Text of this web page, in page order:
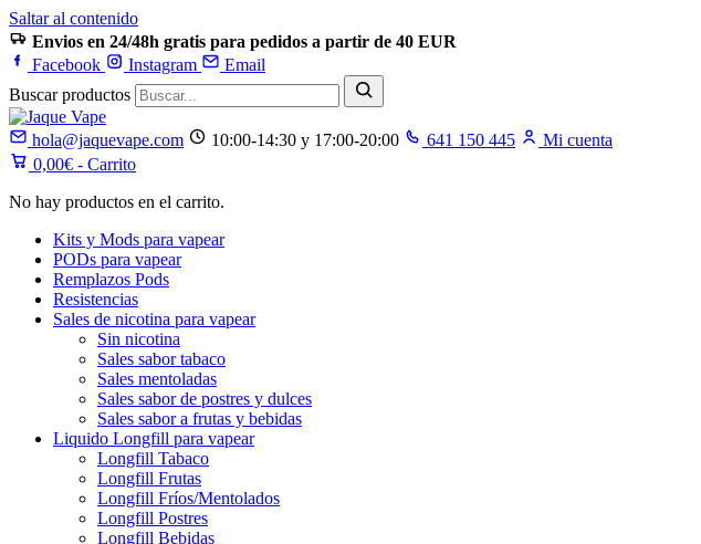
Saltar al contenido
Envios en 24/48h gratis para pedidos a partir de 40 EUR
Facebook
Instagram
Email
Buscar productos
hola@jaquevape.com 10:00-14:30 y 17:00-20:00 641 150 445
Mi cuenta
0,00€ - Carrito
No hay productos en el carrito.
Kits y Mods para vapear
PODs para vapear
Remplazos Pods
Resistencias
Sales de nicotina para vapear
Sin nicotina
Sales sabor tabaco
Sales mentoladas
Sales sabor de postres y dulces
Sales sabor a frutas y bebidas
Liquido Longfill para vapear
Longfill Tabaco
Longfill Frutas
Longfill Fríos/Mentolados
Longfill Postres
Longfill Bebidas